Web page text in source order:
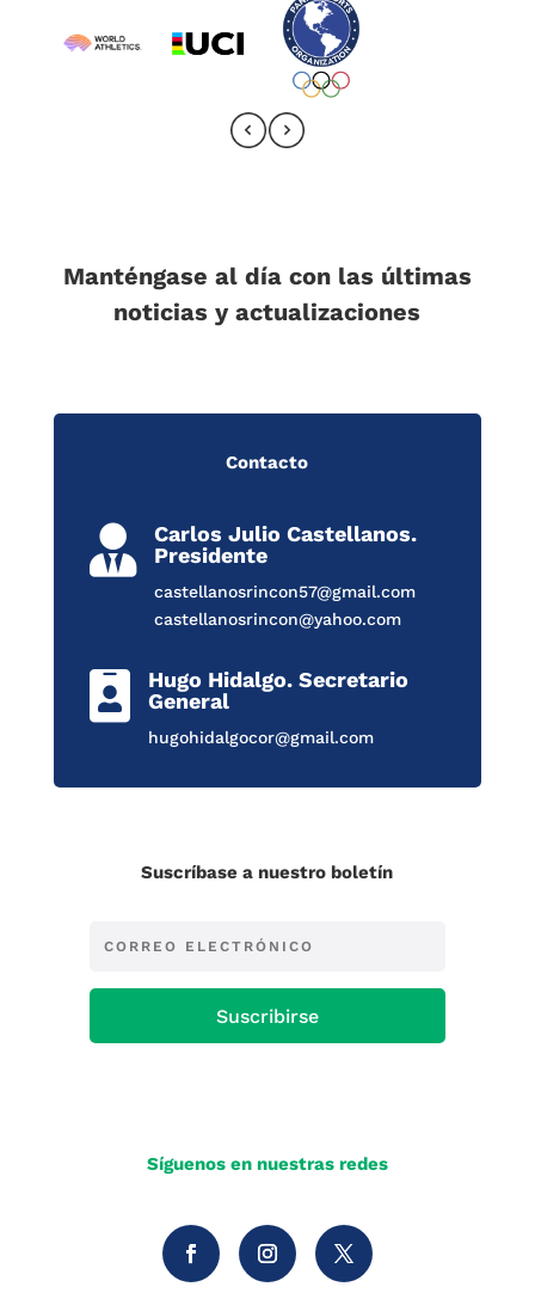
Manténgase al día con las últimas
noticias y actualizaciones
Contacto

Carlos Julio Castellanos.
Presidente
castellanosrincon57@gmail.com
castellanosrincon@yahoo.com

Hugo Hidalgo. Secretario
General
hugohidalgocor@gmail.com
Suscríbase a nuestro boletín
Suscribirse
Síguenos en nuestras redes